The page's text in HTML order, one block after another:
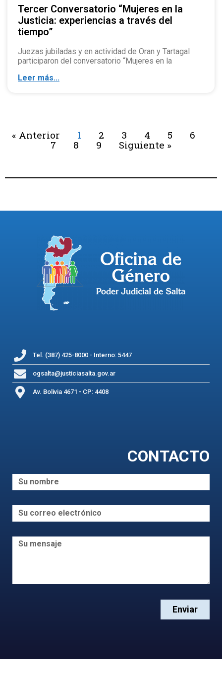
Tercer Conversatorio “Mujeres en la
Justicia: experiencias a través del
tiempo”
Juezas jubiladas y en actividad de Oran y Tartagal
participaron del conversatorio “Mujeres en la
Leer más...
« Anterior 1 2 3 4 5
6
7
8 9 Siguiente »
Tel. (387) 425-8000 - Interno: 5447
ogsalta@justiciasalta.gov.ar
Av. Bolivia 4671 - CP: 4408
CONTACTO
Enviar